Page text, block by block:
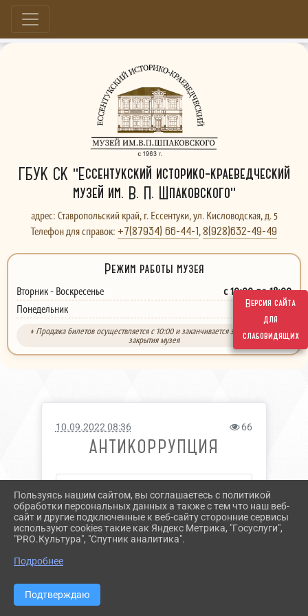
Версия сайта
для
слабовидящих
Больше, чем музей...
ГБУК СК "Ессентукский историко-краеведческий
музей им. В. П. Шпаковского"
адрес: Ставропольский край, г. Ессентуки, ул. Кисловодская, д. 5
Телефон для справок: +7(87934) 66-44-1,8(928)632-49-49
Режим работы музея
Вторник - Воскресенье с 10:00 до 18:00
Понедельник выходной
* Продажа билетов осуществляется с 10:00 и заканчивается за 30 минут до
закрытия музея
10.09.2022 08:36 66
АНТИКОРРУПЦИЯ
Антикоррупция
Пользуясь нашим сайтом, вы соглашаетесь с политикой
обработки персональных данных а также с тем что наш веб-
сайт и другие подключенные к веб-сайту сторонние сервисы
используют cookies такие как Яндекс Метрика, "Госуслуги",
"PRO.Культура", "Спутник аналитика".
Подробнее
Подтверждаю